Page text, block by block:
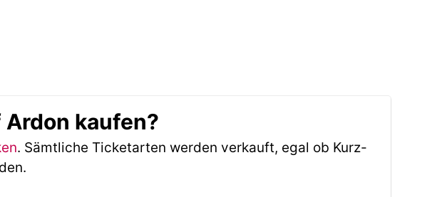
kaufen?
. Sämtliche Ticketarten werden verkauft, egal ob Kurz-